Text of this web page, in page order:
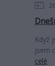
Když
jsem
celé